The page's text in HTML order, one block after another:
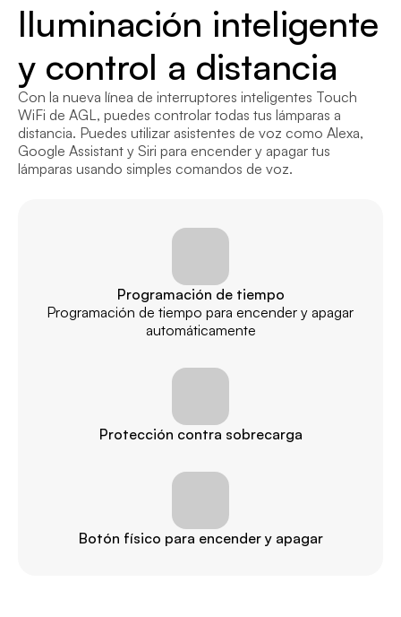
Programación de tiempo
Programación de tiempo para encender y apagar
automáticamente
Protección contra sobrecarga
Botón físico para encender y apagar
Iluminación inteligente
y control a distancia
Con la nueva línea de interruptores inteligentes Touch
WiFi de AGL, puedes controlar todas tus lámparas a
distancia. Puedes utilizar asistentes de voz como Alexa,
Google Assistant y Siri para encender y apagar tus
lámparas usando simples comandos de voz.